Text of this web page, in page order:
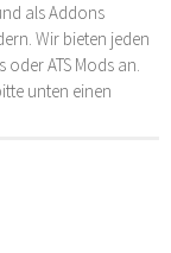
als Addons
Wir bieten jeden
ATS Mods an.
unten einen